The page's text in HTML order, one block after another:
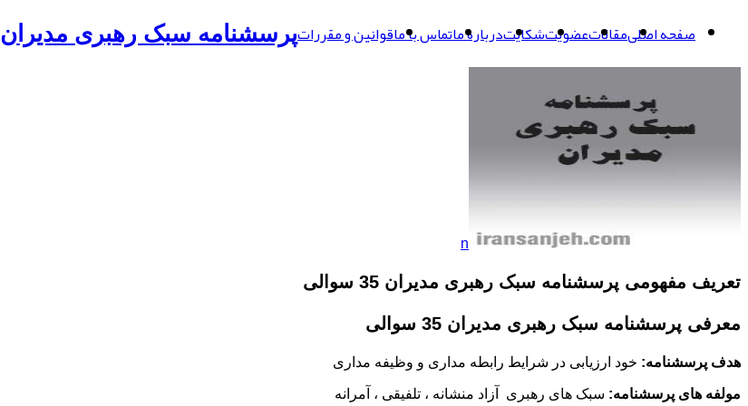
صفحه اصلیمقالاتعضویتشکایتدرباره ماتماس با ماقوانین و مقرراتپرسشنامه سبک رهبری مدیران 35 سوالی
n
تعریف مفهومی پرسشنامه سبک رهبری مدیران 35 سوالی
معرفی پرسشنامه سبک رهبری مدیران 35 سوالی
هدف پرسشنامه: خود ارزیابی در شرایط رابطه مداری و وظیفه مداری
مولفه های پرسشنامه: سبک های رهبری آزاد منشانه ، تلفیقی ، آمرانه